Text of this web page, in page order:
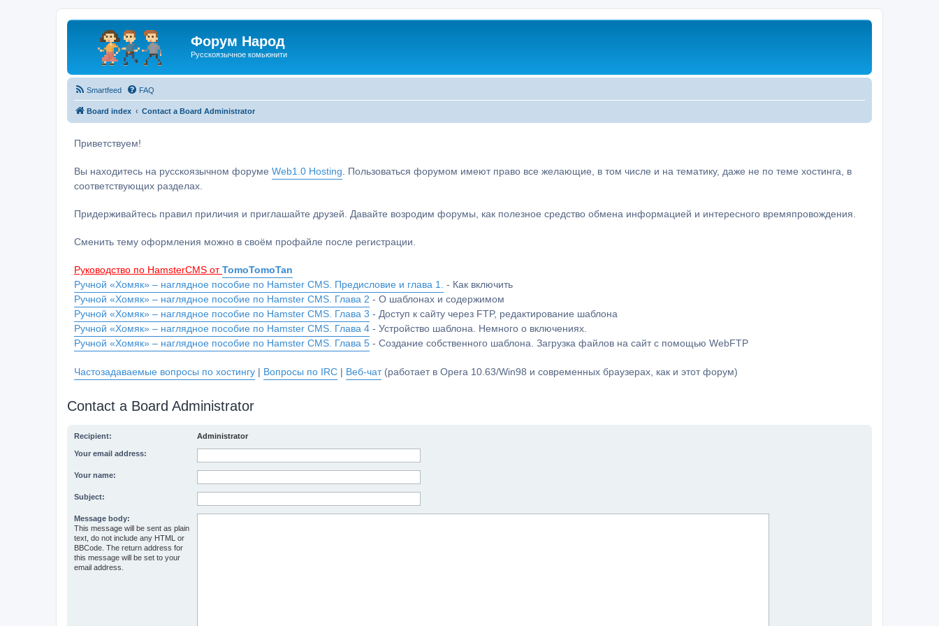
Форум Народ
Русскоязычное комьюнити
Smartfeed FAQ
Board index Contact a Board Administrator
Приветствуем!
Вы находитесь на русскоязычном форуме Web1.0 Hosting . Пользоваться форумом имеют право все желающие, в том числе и на тематику, даже не по теме хостинга, в
соответствующих разделах.
Придерживайтесь правил приличия и приглашайте друзей. Давайте возродим форумы, как полезное средство обмена информацией и интересного времяпровождения.
Сменить тему оформления можно в своём профайле после регистрации.
Руководство по HamsterCMS от TomoTomoTan
Ручной «Хомяк» – наглядное пособие по Hamster CMS. Предисловие и глава 1.
- Как включить
Ручной «Хомяк» – наглядное пособие по Hamster CMS. Глава 2 - О шаблонах и содержимом
Ручной «Хомяк» – наглядное пособие по Hamster CMS. Глава 3 - Доступ к сайту через FTP, редактирование шаблона
Ручной «Хомяк» – наглядное пособие по Hamster CMS. Глава 4 - Устройство шаблона. Немного о включениях.
Ручной «Хомяк» – наглядное пособие по Hamster CMS. Глава 5 - Создание собственного шаблона. Загрузка файлов на сайт с помощью WebFTP
Частозадаваемые вопросы по хостингу | Вопросы по IRC | Веб-чат(работает в Opera 10.63/Win98 и современных браузерах, как и этот форум)
Contact a Board Administrator
Recipient: Administrator
Your email address:
Your name:
Subject:
Message body:
This message will be sent as plain
text, do not include any HTML or
BBCode. The return address for
this message will be set to your
email address.